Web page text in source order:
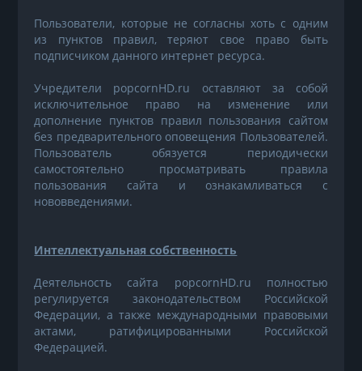
Пользователи, которые не согласны хоть с одним
из пунктов правил, теряют свое право быть
подписчиком данного интернет ресурса.
Учредители popcornHD.ru оставляют за собой
исключительное право на изменение или
дополнение пунктов правил пользования сайтом
без предварительного оповещения Пользователей.
Пользователь обязуется периодически
самостоятельно просматривать правила
пользования сайта и ознакамливаться с
нововведениями.
Интеллектуальная собственность
Деятельность сайта popcornHD.ru полностью
регулируется законодательством Российской
Федерации, а также международными правовыми
актами, ратифицированными Российской
Федерацией.